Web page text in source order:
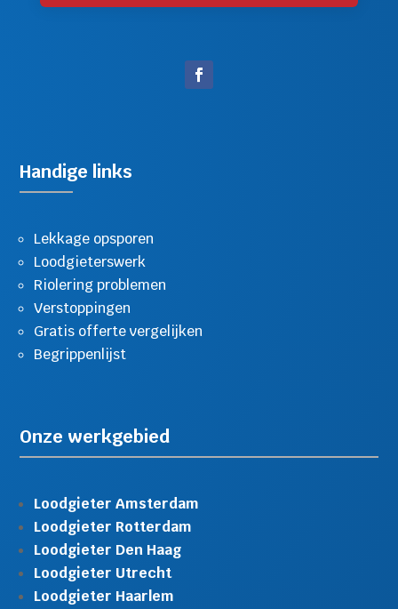
Handige links
Lekkage opsporen
Loodgieterswerk
Riolering problemen
Verstoppingen
Gratis offerte vergelijken
Begrippenlijst
Onze werkgebied
Loodgieter Amsterdam
Loodgieter Rotterdam
Loodgieter Den Haag
Loodgieter Utrecht
Loodgieter Haarlem